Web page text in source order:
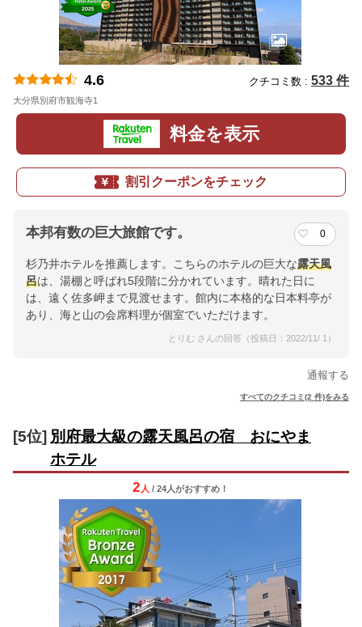
4.6 クチコミ数 : 533 件
大分県別府市観海寺1
料金を表示
割引クーポンをチェック
本邦有数の巨大旅館です。 0
杉乃井ホテルを推薦します。こちらのホテルの巨大な露天風
呂は、湯棚と呼ばれ5段階に分かれています。晴れた日に
は、遠く佐多岬まで見渡せます。館内に本格的な日本料亭が
あり、海と山の会席料理が個室でいただけます。
とりむ さんの回答（投稿日：2022/11/ 1）
通報する
すべてのクチコミ(2 件)をみる
[5位] 別府最大級の露天風呂の宿 おにやま
ホテル
2 人 / 24人がおすすめ！